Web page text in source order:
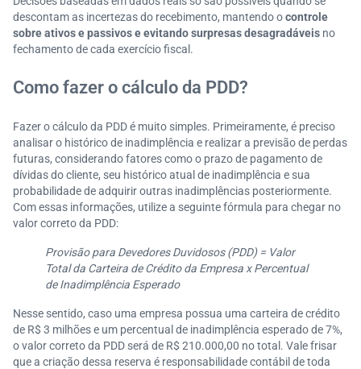
descontam as incertezas do recebimento, mantendo ocontrole
sobre ativos e passivos e evitando surpresas desagradáveis no
fechamento de cada exercício fiscal.
Como fazer o cálculo da PDD?
Fazer o cálculo da PDD é muito simples. Primeiramente, é preciso
analisar o histórico de inadimplência e realizar a previsão de perdas
futuras, considerando fatores como o prazo de pagamento de
dívidas do cliente, seu histórico atual de inadimplência e sua
probabilidade de adquirir outras inadimplências posteriormente.
Com essas informações, utilize a seguinte fórmula para chegar no
valor correto da PDD:
Provisão para Devedores Duvidosos (PDD) = Valor
Total da Carteira de Crédito da Empresa x Percentual
de Inadimplência Esperado
Nesse sentido, caso uma empresa possua uma carteira de crédito
de R$ 3 milhões e um percentual de inadimplência esperado de 7%,
o valor correto da PDD será de R$ 210.000,00 no total. Vale frisar
que a criação dessa reserva é responsabilidade contábil de toda